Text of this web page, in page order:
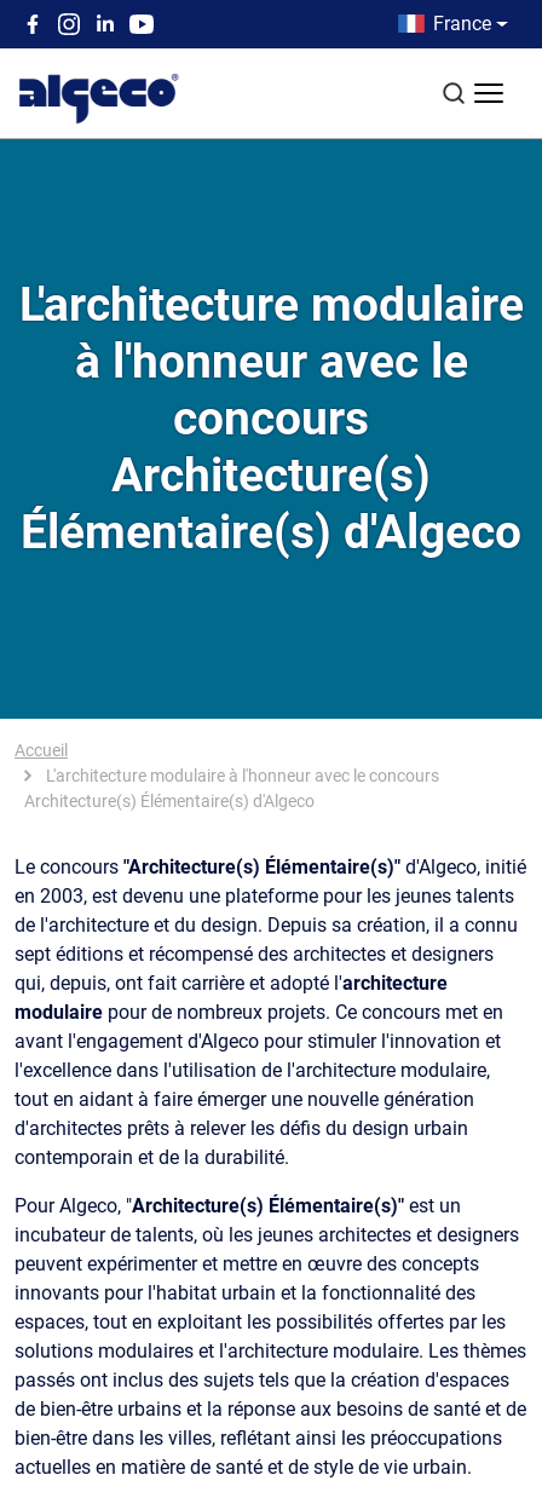
Aller au contenu principal
Top left menu
Country menu
France
L'architecture modulaire
à l'honneur avec le
concours
Architecture(s)
Élémentaire(s) d'Algeco
Fil d'Ariane
Accueil
L'architecture modulaire à l'honneur avec le concours
Architecture(s) Élémentaire(s) d'Algeco
Le concours "Architecture(s) Élémentaire(s)" d'Algeco, initié
en 2003, est devenu une plateforme pour les jeunes talents
de l'architecture et du design. Depuis sa création, il a connu
sept éditions et récompensé des architectes et designers
qui, depuis, ont fait carrière et adopté l'architecture
modulaire pour de nombreux projets. Ce concours met en
avant l'engagement d'Algeco pour stimuler l'innovation et
l'excellence dans l'utilisation de l'architecture modulaire,
tout en aidant à faire émerger une nouvelle génération
d'architectes prêts à relever les défis du design urbain
contemporain et de la durabilité.
Pour Algeco, "Architecture(s) Élémentaire(s)" est un
incubateur de talents, où les jeunes architectes et designers
peuvent expérimenter et mettre en œuvre des concepts
innovants pour l'habitat urbain et la fonctionnalité des
espaces, tout en exploitant les possibilités offertes par les
solutions modulaires et l'architecture modulaire. Les thèmes
passés ont inclus des sujets tels que la création d'espaces
de bien-être urbains et la réponse aux besoins de santé et de
bien-être dans les villes, reflétant ainsi les préoccupations
actuelles en matière de santé et de style de vie urbain.